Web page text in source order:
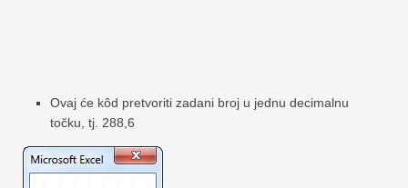
Ovaj će kôd pretvoriti zadani broj u jednu decimalnu
točku, tj. 288,6